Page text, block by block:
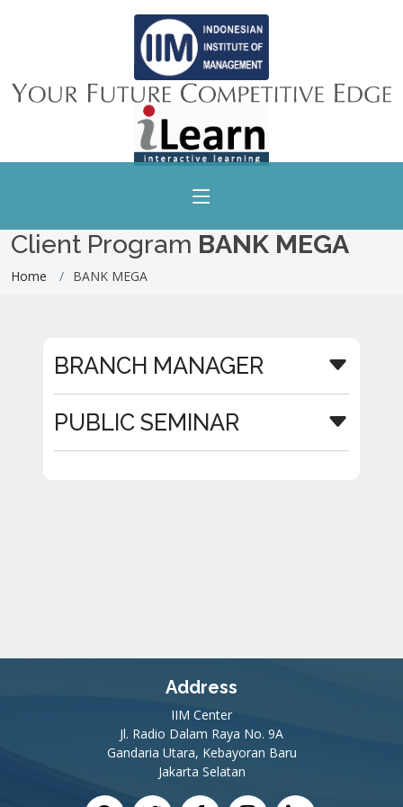
Client Program BANK MEGA
Home BANK MEGA
BRANCH MANAGER
PUBLIC SEMINAR
Address
IIM Center
Jl. Radio Dalam Raya No. 9A
Gandaria Utara, Kebayoran Baru
Jakarta Selatan